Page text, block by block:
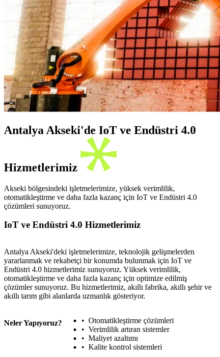
Antalya Akseki'de IoT ve Endüstri 4.0
Hizmetlerimiz
Akseki bölgesindeki işletmelerimize, yüksek verimlilik,
otomatikleştirme ve daha fazla kazanç için IoT ve Endüstri 4.0
çözümleri sunuyoruz.
IoT ve Endüstri 4.0 Hizmetlerimiz
Antalya Akseki'deki işletmelerimize, teknolojik gelişmelerden
yararlanmak ve rekabetçi bir konumda bulunmak için IoT ve
Endüstri 4.0 hizmetlerimiz sunuyoruz. Yüksek verimlilik,
otomatikleştirme ve daha fazla kazanç için optimize edilmiş
çözümler sunuyoruz. Bu hizmetlerimiz, akıllı fabrika, akıllı şehir ve
akıllı tarım gibi alanlarda uzmanlık gösteriyor.
Neler Yapıyoruz?
Otomatikleştirme çözümleri
Verimlilik artıran sistemler
Maliyet azaltımı
Kalite kontrol sistemleri